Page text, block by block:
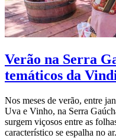
Verão na Serra
temáticos da
Nos meses de verão, entre
Uva e Vinho, na Serra
surgem viçosos entre as
característico se espalha no